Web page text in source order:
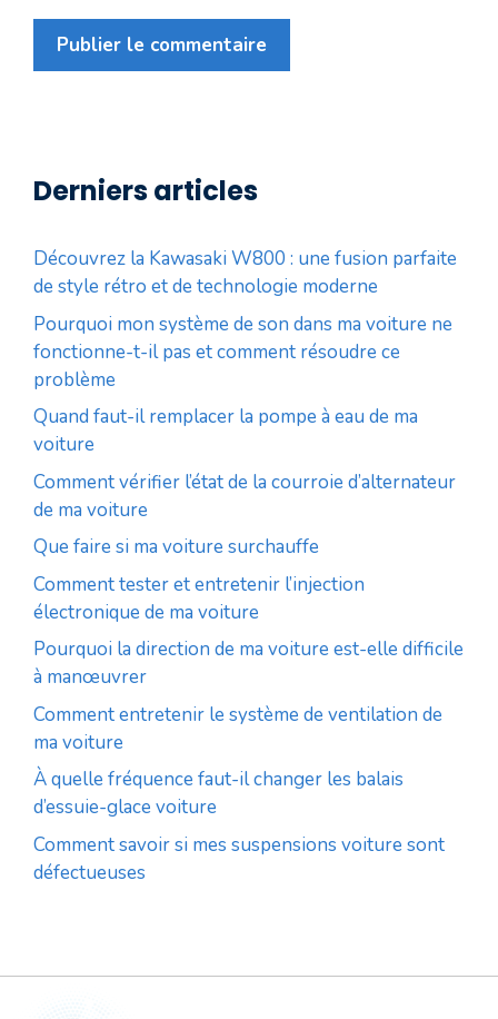
Derniers articles
Découvrez la Kawasaki W800 : une fusion parfaite
de style rétro et de technologie moderne
Pourquoi mon système de son dans ma voiture ne
fonctionne-t-il pas et comment résoudre ce
problème
Quand faut-il remplacer la pompe à eau de ma
voiture
Comment vérifier l’état de la courroie d’alternateur
de ma voiture
Que faire si ma voiture surchauffe
Comment tester et entretenir l’injection
électronique de ma voiture
Pourquoi la direction de ma voiture est-elle difficile
à manœuvrer
Comment entretenir le système de ventilation de
ma voiture
À quelle fréquence faut-il changer les balais
d’essuie-glace voiture
Comment savoir si mes suspensions voiture sont
défectueuses